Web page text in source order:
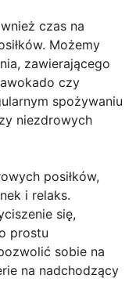
czas na
Możemy
zawierającego
czy
spożywaniu
niezdrowych
posiłków,
i relaks.
się,
prostu
sobie na
na nadchodzący